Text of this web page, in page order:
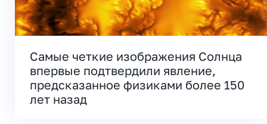
Самые четкие изображения Солнца
впервые подтвердили явление,
предсказанное физиками более 150
лет назад